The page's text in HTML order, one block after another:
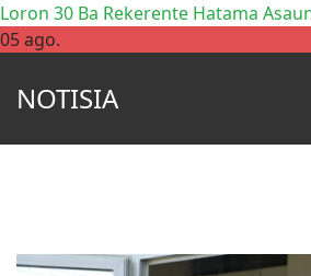
Loron 30 Ba Rekerente Hatama
05 ago.
NOTISIA